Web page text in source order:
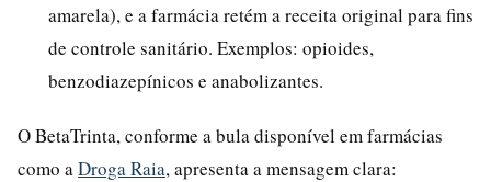
amarela), e a farmácia retém a receita original para fins
de controle sanitário. Exemplos: opioides,
benzodiazepínicos e anabolizantes.
O BetaTrinta, conforme a bula disponível em farmácias
como a Droga Raia, apresenta a mensagem clara: